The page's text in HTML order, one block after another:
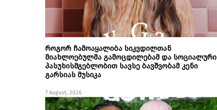
როგორ ჩამოაყალიბა სიკვდილთან
მიახლოებულმა გამოცდილებამ და სოციალური
პასუხისმგებლობით სავსე ბავშვობამ კენი
გარსიას მუსიკა
7 August, 2026